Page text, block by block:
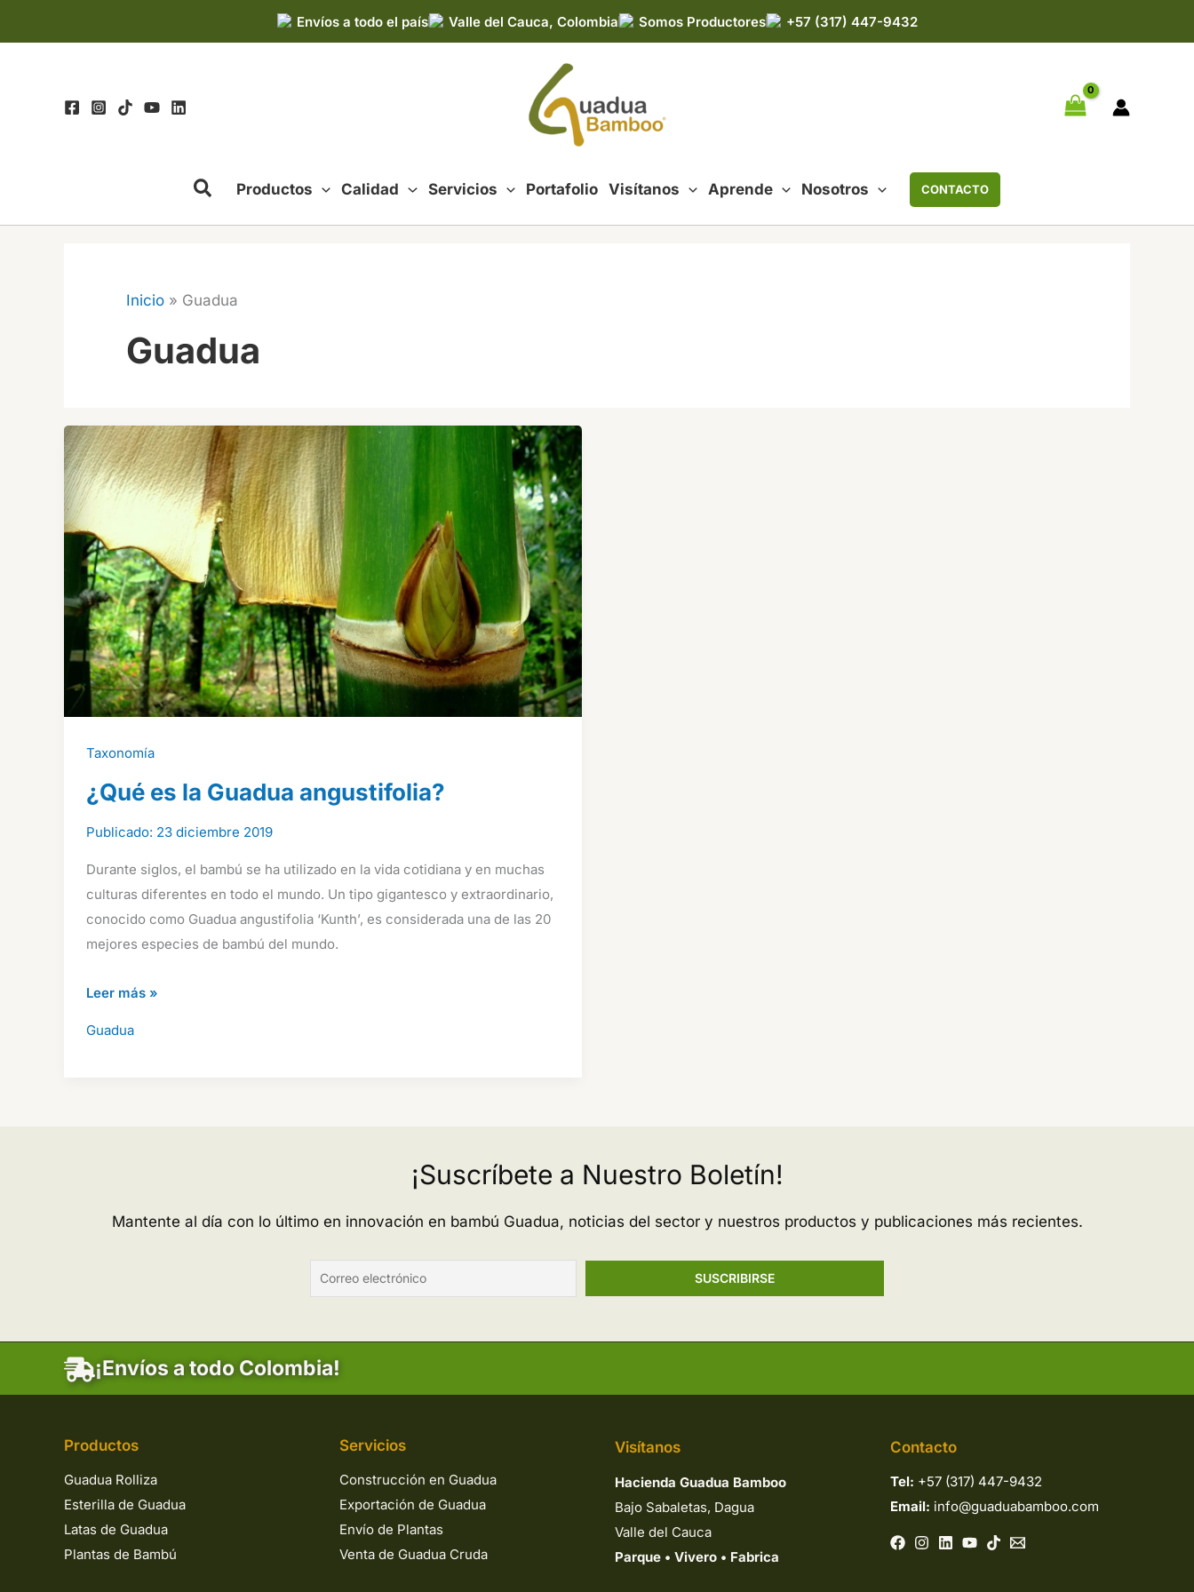
Envíos a todo el país Valle del Cauca, Colombia Somos Productores +57 (317) 447-9432
Productos Calidad Servicios Portafolio Visítanos Aprende Nosotros CONTACTO
Inicio » Guadua
Guadua
Taxonomía
¿Qué es la Guadua angustifolia?
23 diciembre 2019
Durante siglos, el bambú se ha utilizado en la vida cotidiana y en muchas
culturas diferentes en todo el mundo. Un tipo gigantesco y extraordinario,
conocido como Guadua angustifolia ‘Kunth’, es considerada una de las 20
mejores especies de bambú del mundo.
¿Qué
la
Leer más »
Guadua
¡Suscríbete a Nuestro Boletín!
Mantente al día con lo último en innovación en bambú Guadua, noticias del sector y nuestros productos y publicaciones más recientes.
¡Envíos a todo Colombia!
Productos
Guadua Rolliza
Esterilla de Guadua
Latas de Guadua
Plantas de Bambú
Servicios
Construcción en Guadua
Exportación de Guadua
Envío de Plantas
Venta de Guadua Cruda
Visítanos
Hacienda Guadua Bamboo
Bajo Sabaletas, Dagua
Valle del Cauca
Parque • Vivero • Fabrica
Contacto
Tel: +57 (317) 447-9432
Email: info@guaduabamboo.com